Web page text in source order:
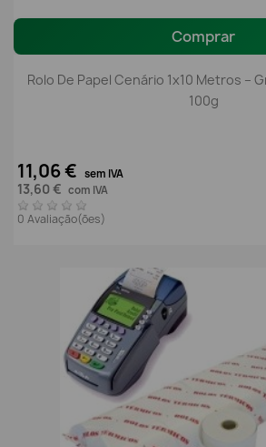
Comprar
Rolo De Papel Cenário 1x10 Metros –
100g
11,06 € sem IVA
13,60 € com IVA
0 Avaliação(ões)